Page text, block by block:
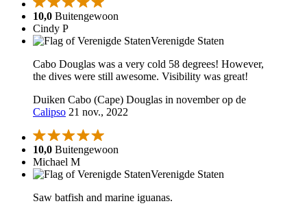
10,0 Buitengewoon
Cindy P
Verenigde Staten
Cabo Douglas was a very cold 58 degrees! However,
the dives were still awesome. Visibility was great!
Duiken Cabo (Cape) Douglas in november op de
Calipso 21 nov., 2022
10,0 Buitengewoon
Michael M
Verenigde Staten
Saw batfish and marine iguanas.